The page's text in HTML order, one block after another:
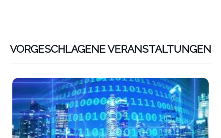
VORGESCHLAGENE VERANSTALTUNGEN